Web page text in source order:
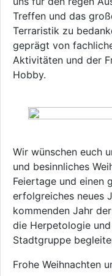
Treffen und das
Terraristik zu
geprägt von
Aktivitäten und der
Hobby.
Wir wünschen euch
und besinnliches
Feiertage und einen
erfolgreiches neues
kommenden Jahr
die Herpetologie
Stadtgruppe
Frohe Weihnachten